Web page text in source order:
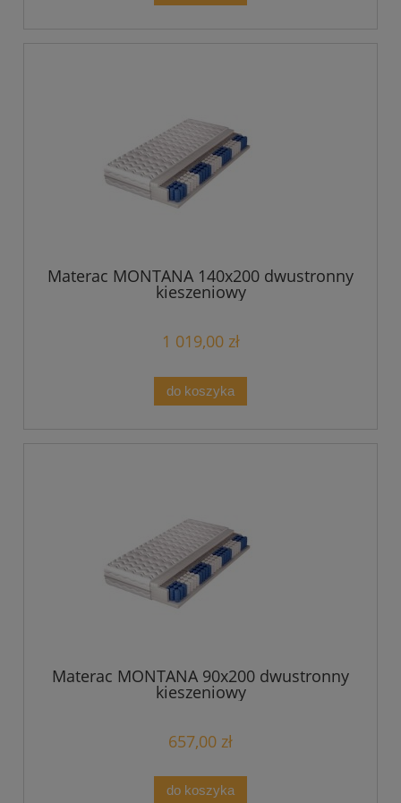
Materac MONTANA 140x200 dwustronny
kieszeniowy
1 019,00 zł
do koszyka
Materac MONTANA 90x200 dwustronny
kieszeniowy
657,00 zł
do koszyka